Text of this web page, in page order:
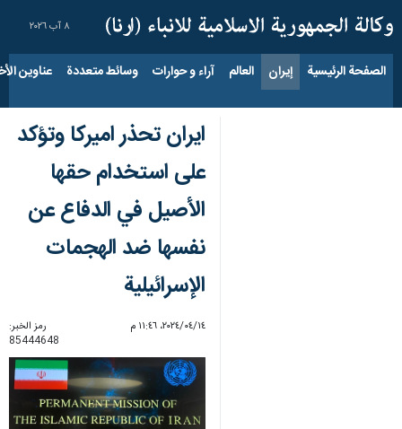
٨ آب ٢٠٢٦
الصفحة الرئيسية إيران العالم آراء و حوارات وسائط متعددة عناوين
ايران تحذر اميركا وتؤكد
على استخدام حقها
الأصيل في الدفاع عن
نفسها ضد الهجمات
الإسرائيلية
١٤‏/٠٤‏/٢٠٢٤، ١١:٤٦ م
رمز الخبر:
85444648